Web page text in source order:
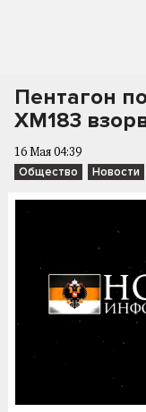
Пентагон
XM183
16 Мая 04:39
Общество Новости